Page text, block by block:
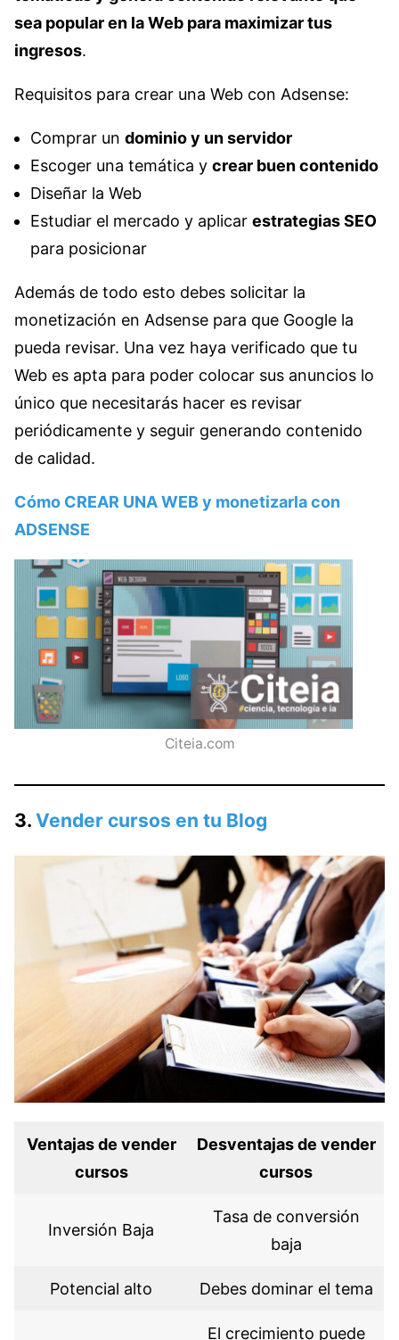
sea popular en la Web para maximizar tus
ingresos.
Requisitos para crear una Web con Adsense:
Comprar un dominio y un servidor
Escoger una temática y crear buen contenido
Diseñar la Web
Estudiar el mercado y aplicar estrategias SEO
para posicionar
Además de todo esto debes solicitar la
monetización en Adsense para que Google la
pueda revisar. Una vez haya verificado que tu
Web es apta para poder colocar sus anuncios lo
único que necesitarás hacer es revisar
periódicamente y seguir generando contenido
de calidad.
Cómo CREAR UNA WEB y monetizarla con
ADSENSE
Citeia.com
3. Vender cursos en tu Blog
Ventajas de vender
cursos
Desventajas de vender
cursos
Inversión Baja
Tasa de conversión
baja
Potencial alto Debes dominar el tema
El crecimiento puede